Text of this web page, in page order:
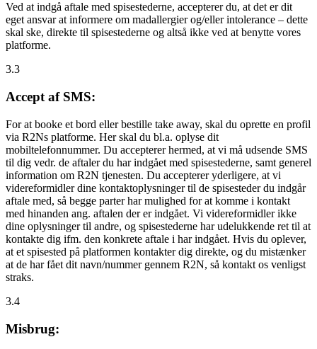
Ved at indgå aftale med spisestederne, accepterer du, at det er dit
eget ansvar at informere om madallergier og/eller intolerance – dette
skal ske, direkte til spisestederne og altså ikke ved at benytte vores
platforme.
3.3
Accept af SMS:
For at booke et bord eller bestille take away, skal du oprette en profil
via R2Ns platforme. Her skal du bl.a. oplyse dit
mobiltelefonnummer. Du accepterer hermed, at vi må udsende SMS
til dig vedr. de aftaler du har indgået med spisestederne, samt generel
information om R2N tjenesten. Du accepterer yderligere, at vi
videreformidler dine kontaktoplysninger til de spisesteder du indgår
aftale med, så begge parter har mulighed for at komme i kontakt
med hinanden ang. aftalen der er indgået. Vi videreformidler ikke
dine oplysninger til andre, og spisestederne har udelukkende ret til at
kontakte dig ifm. den konkrete aftale i har indgået. Hvis du oplever,
at et spisested på platformen kontakter dig direkte, og du mistænker
at de har fået dit navn/nummer gennem R2N, så kontakt os venligst
straks.
3.4
Misbrug: